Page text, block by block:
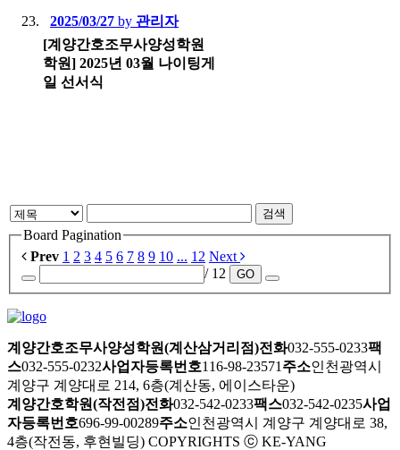
2025/03/27 by 관리자
[계양간호조무사양성학원
학원] 2025년 03월 나이팅게
일 선서식
검색
Board Pagination
Prev 1 2 3 4 5 6 7 8 9 10 ... 12 Next
/ 12
GO
계양간호조무사양성학원(계산삼거리점)전화032-555-0233팩
스032-555-0232사업자등록번호116-98-23571 주소인천광역시
계양구 계양대로 214, 6층(계산동, 에이스타운)
계양간호학원(작전점)전화032-542-0233팩스032-542-0235사업
자등록번호696-99-00289주소인천광역시 계양구 계양대로 38,
4층(작전동, 후현빌딩) COPYRIGHTS ⓒ KE-YANG